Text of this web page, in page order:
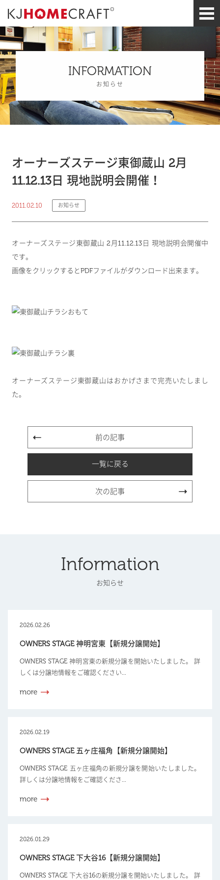
INFORMATION
お知らせ
オーナーズステージ東御蔵山 2月
11.12.13日 現地説明会開催！
2011.02.10 お知らせ
オーナーズステージ東御蔵山 2月11.12.13日 現地説明会開催中
です。
画像をクリックするとPDFファイルがダウンロード出来ます。
オーナーズステージ東御蔵山はおかげさまで完売いたしまし
た。
前の記事
一覧に戻る
次の記事
Information
お知らせ
2026.02.26
OWNERS STAGE 神明宮東【新規分譲開始】
OWNERS STAGE 神明宮東の新規分譲を開始いたしました。 詳
しくは分譲地情報をご確認ください...
more
2026.02.19
OWNERS STAGE 五ヶ庄福角【新規分譲開始】
OWNERS STAGE 五ヶ庄福角の新規分譲を開始いたしました。
詳しくは分譲地情報をご確認くださ...
more
2026.01.29
OWNERS STAGE 下大谷16【新規分譲開始】
OWNERS STAGE 下大谷16の新規分譲を開始いたしました。 詳